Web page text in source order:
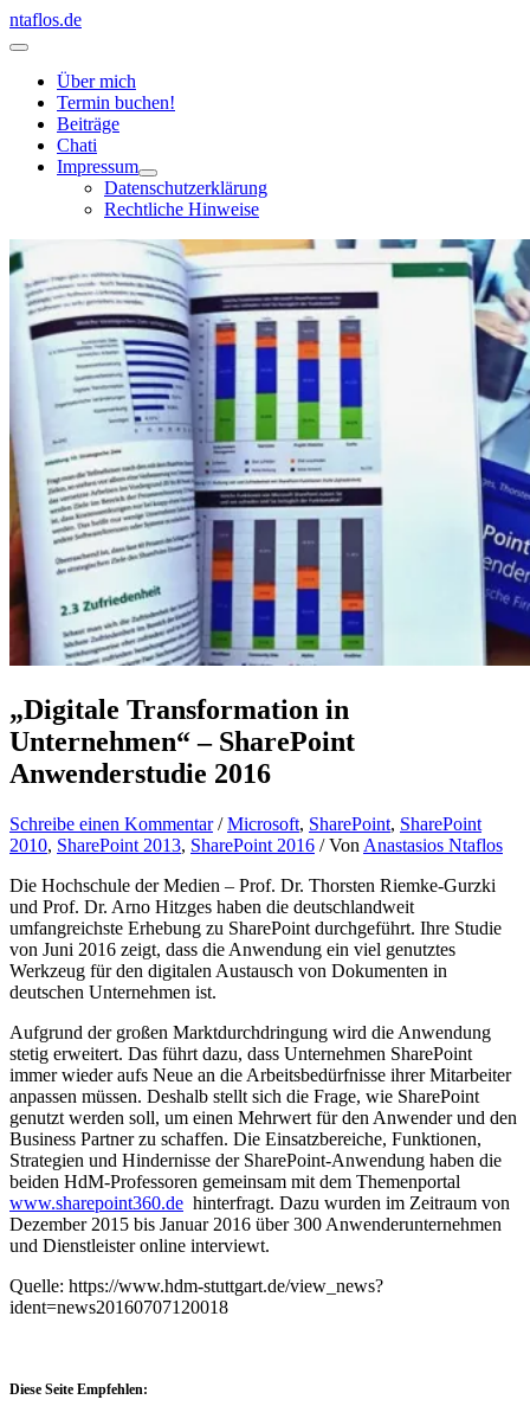
Zum
Inhalt
ntaflos.de
Hauptmenü
Über mich
Termin buchen!
Beiträge
Chati
Impressum
Datenschutzerklärung
Rechtliche Hinweise
„Digitale Transformation in
Unternehmen“ – SharePoint
Anwenderstudie 2016
Schreibe einen Kommentar /Microsoft, SharePoint, SharePoint
2010, SharePoint 2013, SharePoint 2016 / Von Anastasios Ntaflos
Die Hochschule der Medien – Prof. Dr. Thorsten Riemke-Gurzki
und Prof. Dr. Arno Hitzges haben die deutschlandweit
umfangreichste Erhebung zu SharePoint durchgeführt. Ihre Studie
von Juni 2016 zeigt, dass die Anwendung ein viel genutztes
Werkzeug für den digitalen Austausch von Dokumenten in
deutschen Unternehmen ist.
Aufgrund der großen Marktdurchdringung wird die Anwendung
stetig erweitert. Das führt dazu, dass Unternehmen SharePoint
immer wieder aufs Neue an die Arbeitsbedürfnisse ihrer Mitarbeiter
anpassen müssen. Deshalb stellt sich die Frage, wie SharePoint
genutzt werden soll, um einen Mehrwert für den Anwender und den
Business Partner zu schaffen. Die Einsatzbereiche, Funktionen,
Strategien und Hindernisse der SharePoint-Anwendung haben die
beiden HdM-Professoren gemeinsam mit dem Themenportal
www.sharepoint360.de hinterfragt. Dazu wurden im Zeitraum von
Dezember 2015 bis Januar 2016 über 300 Anwenderunternehmen
und Dienstleister online interviewt.
Quelle: https://www.hdm-stuttgart.de/view_news?
ident=news20160707120018
Diese Seite Empfehlen: